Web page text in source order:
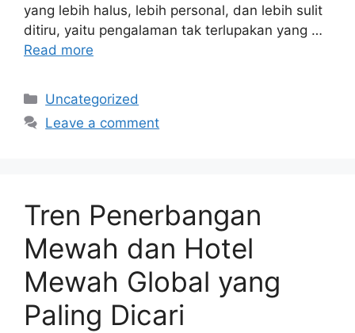
yang lebih halus, lebih personal, dan lebih sulit
ditiru, yaitu pengalaman tak terlupakan yang …
Read more
Categories
Uncategorized
Leave a comment
Tren Penerbangan
Mewah dan Hotel
Mewah Global yang
Paling Dicari